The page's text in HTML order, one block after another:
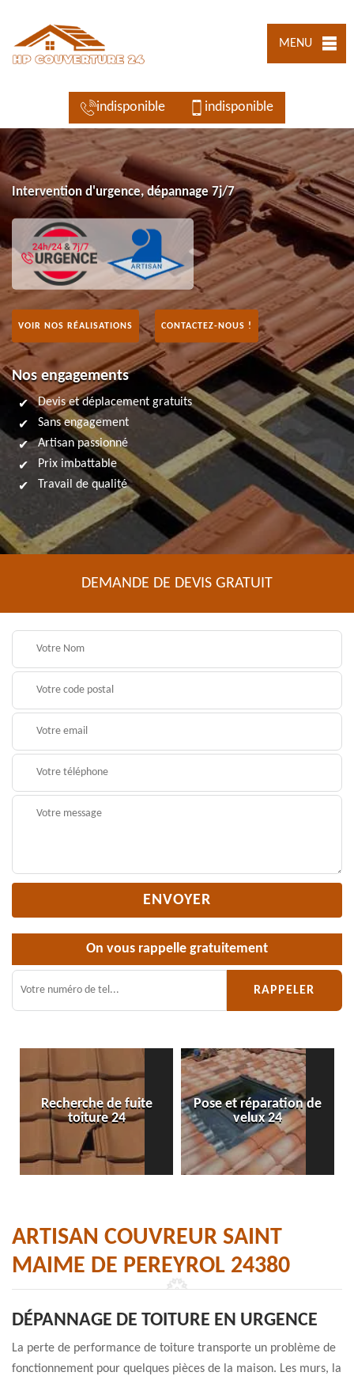
MENU
indisponible indisponible
Intervention d'urgence, dépannage 7j/7
VOIR NOS RÉALISATIONS CONTACTEZ-NOUS !
Nos engagements
Devis et déplacement gratuits
Sans engagement
Artisan passionné
Prix imbattable
Travail de qualité
DEMANDE DE DEVIS GRATUIT
On vous rappelle gratuitement
Recherche de fuite
toiture 24
Pose et réparation de
velux 24
ARTISAN COUVREUR SAINT
MAIME DE PEREYROL 24380
DÉPANNAGE DE TOITURE EN URGENCE
La perte de performance de toiture transporte un problème de
fonctionnement pour quelques pièces de la maison. Les murs, la